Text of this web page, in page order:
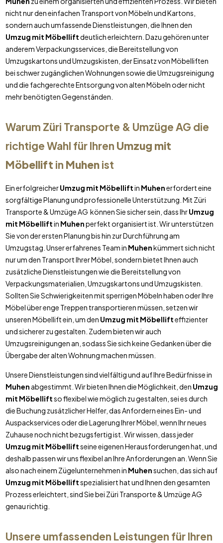
nicht nur den einfachen Transport von Möbeln und Kartons,
sondern auch umfassende Dienstleistungen, die Ihnen den
Umzug mit Möbelliftdeutlich erleichtern. Dazu gehören unter
anderem Verpackungsservices, die Bereitstellung von
Umzugskartons und Umzugskisten, der Einsatz von Möbelliften
bei schwer zugänglichen Wohnungen sowie die Umzugsreinigung
und die fachgerechte Entsorgung von alten Möbeln oder nicht
mehr benötigten Gegenständen.
Warum Züri Transporte & Umzüge AG die
richtige Wahl für Ihren Umzug mit
Möbellift in Muhenist
Ein erfolgreicherUmzug mit Möbelliftin Muhenerfordert eine
sorgfältige Planung und professionelle Unterstützung. Mit Züri
Transporte & Umzüge AG können Sie sicher sein, dass IhrUmzug
mit Möbelliftin Muhenperfekt organisiert ist. Wir unterstützen
Sie von der ersten Planung bis hin zur Durchführung am
Umzugstag. Unser erfahrenes Team in Muhenkümmert sich nicht
nur um den Transport Ihrer Möbel, sondern bietet Ihnen auch
zusätzliche Dienstleistungen wie die Bereitstellung von
Verpackungsmaterialien, Umzugskartons und Umzugskisten.
Sollten Sie Schwierigkeiten mit sperrigen Möbeln haben oder Ihre
Möbel über enge Treppen transportieren müssen, setzen wir
unseren Möbellift ein, um den Umzug mit Möbellifteffizienter
und sicherer zu gestalten. Zudem bieten wir auch
Umzugsreinigungen an, sodass Sie sich keine Gedanken über die
Übergabe der alten Wohnung machen müssen.
Unsere Dienstleistungen sind vielfältig und auf Ihre Bedürfnisse in
Muhen abgestimmt. Wir bieten Ihnen die Möglichkeit, den Umzug
mit Möbelliftso flexibel wie möglich zu gestalten, sei es durch
die Buchung zusätzlicher Helfer, das Anfordern eines Ein- und
Auspackservices oder die Lagerung Ihrer Möbel, wenn Ihr neues
Zuhause noch nicht bezugsfertig ist. Wir wissen, dass jeder
Umzug mit Möbelliftseine eigenen Herausforderungen hat, und
deshalb passen wir uns flexibel an Ihre Anforderungen an. Wenn Sie
also nach einem Zügelunternehmen in Muhensuchen, das sich auf
Umzug mit Möbelliftspezialisiert hat und Ihnen den gesamten
Prozess erleichtert, sind Sie bei Züri Transporte & Umzüge AG
genau richtig.
Unsere umfassenden Leistungen für Ihren